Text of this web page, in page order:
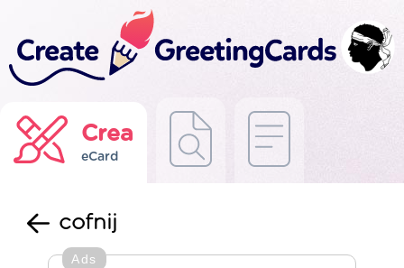
Crea
eCard
cofnij
Ads